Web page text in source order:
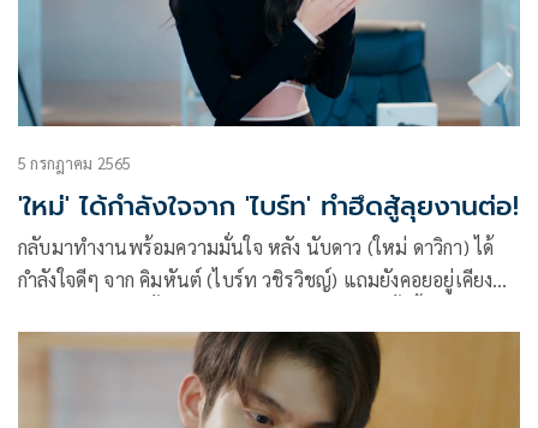
“บรรยากาศรัก เดอะซีรีส์ Love in The Air”
5 กรกฎาคม 2565
'ใหม่' ได้กำลังใจจาก 'ไบร์ท' ทำฮึดสู้ลุยงานต่อ!
กลับมาทำงานพร้อมความมั่นใจ หลัง นับดาว (ใหม่ ดาวิกา) ได้
กำลังใจดีๆ จาก คิมหันต์ (ไบร์ท วชิรวิชญ์) แถมยังคอยอยู่เคียง
ขอทนอีกต่อไปและมุ่งมั่นทำงาน เพื่อหวังเอาทุกอย่างของเธอคืน